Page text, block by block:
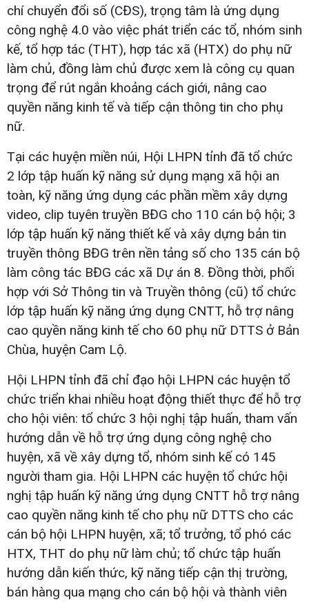
chí chuyển đổi số (CĐS), trọng tâm là ứng dụng
công nghệ 4.0 vào việc phát triển các tổ, nhóm sinh
kế, tổ hợp tác (THT), hợp tác xã (HTX) do phụ nữ
làm chủ, đồng làm chủ được xem là công cụ quan
trọng để rút ngắn khoảng cách giới, nâng cao
quyền năng kinh tế và tiếp cận thông tin cho phụ
nữ.
Tại các huyện miền núi, Hội LHPN tỉnh đã tổ chức
2 lớp tập huấn kỹ năng sử dụng mạng xã hội an
toàn, kỹ năng ứng dụng các phần mềm xây dựng
video, clip tuyên truyền BĐG cho 110 cán bộ hội; 3
lớp tập huấn kỹ năng thiết kế và xây dựng bản tin
truyền thông BĐG trên nền tảng số cho 135 cán bộ
làm công tác BĐG các xã Dự án 8. Đồng thời, phối
hợp với Sở Thông tin và Truyền thông (cũ) tổ chức
lớp tập huấn kỹ năng ứng dụng CNTT, hỗ trợ nâng
cao quyền năng kinh tế cho 60 phụ nữ DTTS ở Bản
Chùa, huyện Cam Lộ.
Hội LHPN tỉnh đã chỉ đạo hội LHPN các huyện tổ
chức triển khai nhiều hoạt động thiết thực để hỗ trợ
cho hội viên: tổ chức 3 hội nghị tập huấn, tham vấn
hướng dẫn về hỗ trợ ứng dụng công nghệ cho
huyện, xã về xây dựng tổ, nhóm sinh kế có 145
người tham gia. Hội LHPN các huyện tổ chức hội
nghị tập huấn kỹ năng ứng dụng CNTT hỗ trợ nâng
cao quyền năng kinh tế cho phụ nữ DTTS cho các
cán bộ hội LHPN huyện, xã; tổ trưởng, tổ phó các
HTX, THT do phụ nữ làm chủ; tổ chức tập huấn
hướng dẫn kiến thức, kỹ năng tiếp cận thị trường,
bán hàng qua mạng cho cán bộ hội và thành viên